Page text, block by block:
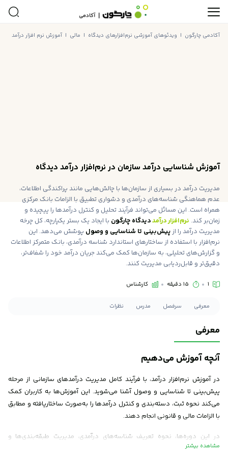
آکادمی چارگون | ویدئوهای آموزشی نرم‌افزارهای دیدگاه | مالی | آموزش نرم افزار درآمد
آموزش شناسایی درآمد سازمان در نرم‌افزار درآمد دیدگاه
مدیریت درآمد در بسیاری از سازمان‌ها با چالش‌هایی مانند پراکندگی اطلاعات،
عدم هماهنگی شناسه‌های درآمدی و دشواری تطبیق با الزامات بانک مرکزی
همراه است. این مسائل می‌تواند فرآیند تحلیل و کنترل درآمدها را پیچیده و
زمان‌بر کند. نرم‌افزار درآمددیدگاه چارگون با ایجاد یک بستر یکپارچه، کل چرخه
مدیریت درآمد را از پیش‌بینی تا شناسایی و وصول پوشش می‌دهد. این
نرم‌افزار با استفاده از ساختارهای استاندارد شناسه درآمدی، بانک متمرکز اطلاعات
و گزارش‌های تحلیلی، به سازمان‌ها کمک می‌کند جریان درآمد خود را شفاف‌تر،
دقیق‌تر و قابل‌ردیابی مدیریت کنند.
1 15 دقیقه کارشناس
معرفی سرفصل مدرس نظرات
معرفی
آنچه آموزش می‌دهیم
در آموزش نرم‌افزار درآمد، با فرآیند کامل مدیریت درآمدهای سازمانی از مرحله
پیش‌بینی تا شناسایی و وصول آشنا می‌شوید. این آموزش‌ها به کاربران کمک
می‌کند نحوه ثبت، دسته‌بندی و کنترل درآمدها را به‌صورت ساختاریافته و مطابق
با الزامات مالی و قانونی انجام دهند.
در این دوره‌ها، نحوه تعریف شناسه‌های درآمدی، مدیریت طبقه‌بندی‌ها و
ردیف‌های بودجه‌ای، شناسایی منشأ درآمد، صدور اسناد مالی و تهیه گزارش‌های